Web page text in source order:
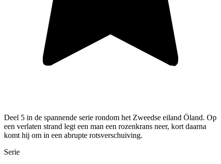
Deel 5 in de spannende serie rondom het Zweedse eiland Öland. Op
een verlaten strand legt een man een rozenkrans neer, kort daarna
komt hij om in een abrupte rotsverschuiving.
Serie